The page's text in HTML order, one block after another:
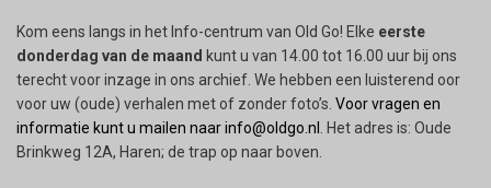
Kom eens langs in het Info-centrum van Old Go! Elke eerste
donderdag van de maand kunt u van 14.00 tot 16.00 uur bij ons
terecht voor inzage in ons archief. We hebben een luisterend oor
voor uw (oude) verhalen met of zonder foto’s. Voor vragen en
informatie kunt u mailen naar info@oldgo.nl
. Het adres is: Oude
Brinkweg 12A, Haren; de trap op naar boven.